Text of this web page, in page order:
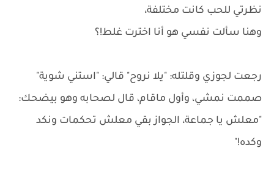
نظرتي للحب كانت مختلفة،
وهنا سألت نفسي هو أنا اخترت غلط!؟
رجعت لجوزي وقلتله: "يلا نروح" قالي: "استني شوية"
صممت نمشي، وأول ماقام، قال لصحابه وهو بيضحك:
"معلش يا جماعة، الجواز بقي معلش تحكمات ونكد
وكده!"